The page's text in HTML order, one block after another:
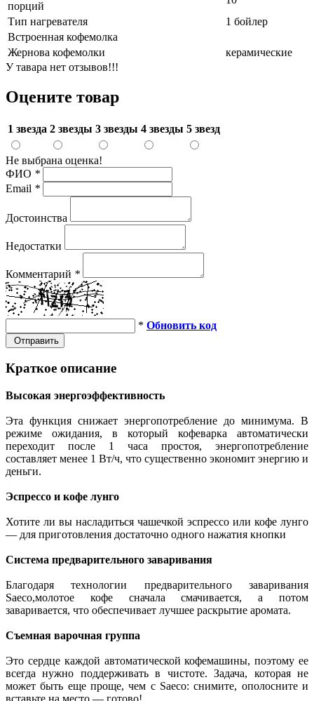
порций
Тип нагревателя
1 бойлер
Встроенная кофемолка
Жернова кофемолки
керамические
У тавара нет отзывов!!!
Оцените товар
1 звезда 2 звезды 3 звезды 4 звезды 5 звезд
Не выбрана оценка!
ФИО *
Email *
Достоинства
Недостатки
Комментарий *
* Обновить код
Отправить
Краткое описание
Высокая энергоэффективность
Эта функция снижает энергопотребление до минимума. В
режиме ожидания, в который кофеварка автоматически
переходит после 1 часа простоя, энергопотребление
составляет менее 1 Вт/ч, что существенно экономит энергию и
деньги.
Эспрессо и кофе лунго
Хотите ли вы насладиться чашечкой эспрессо или кофе лунго
— для приготовления достаточно одного нажатия кнопки
Система предварительного заваривания
Благодаря технологии предварительного заваривания
Saeco,молотое кофе сначала смачивается, а потом
заваривается, что обеспечивает лучшее раскрытие аромата.
Съемная варочная группа
Это сердце каждой автоматической кофемашины, поэтому ее
всегда нужно поддерживать в чистоте. Задача, которая не
может быть еще проще, чем с Saeco: снимите, ополосните и